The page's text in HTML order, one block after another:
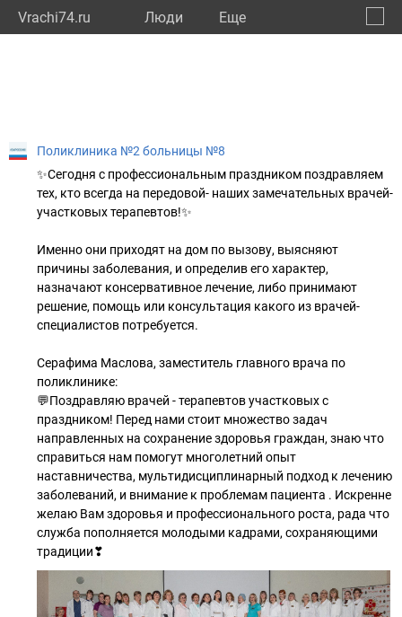
Vrachi74.ru Люди Eще
Поликлиника №2 больницы №8
✨Сегодня с профессиональным праздником поздравляем
тех, кто всегда на передовой- наших замечательных врачей-
участковых терапевтов!✨
Именно они приходят на дом по вызову, выясняют
причины заболевания, и определив его характер,
назначают консервативное лечение, либо принимают
решение, помощь или консультация какого из врачей-
специалистов потребуется.
Серафима Маслова, заместитель главного врача по
поликлинике:
💬Поздравляю врачей - терапевтов участковых с
праздником! Перед нами стоит множество задач
направленных на сохранение здоровья граждан, знаю что
справиться нам помогут многолетний опыт
наставничества, мультидисциплинарный подход к лечению
заболеваний, и внимание к проблемам пациента . Искренне
желаю Вам здоровья и профессионального роста, рада что
служба пополняется молодыми кадрами, сохраняющими
традиции❣